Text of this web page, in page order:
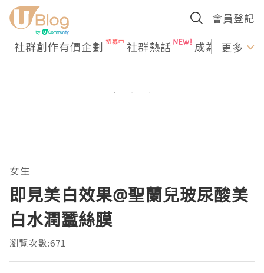
會員登記
社群創作有價企劃 社群熱話 成為U更多
女生
即見美白效果@聖蘭兒玻尿酸美
白水潤蠶絲膜
瀏覽次數:671